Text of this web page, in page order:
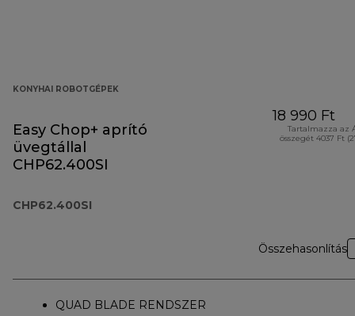
KONYHAI ROBOTGÉPEK
Easy Chop+ aprító
üvegtállal
CHP62.400SI
CHP62.400SI
18 990 Ft
Tartalmazza az
összegét 4037 Ft
Összehasonlítás
QUAD BLADE RENDSZER